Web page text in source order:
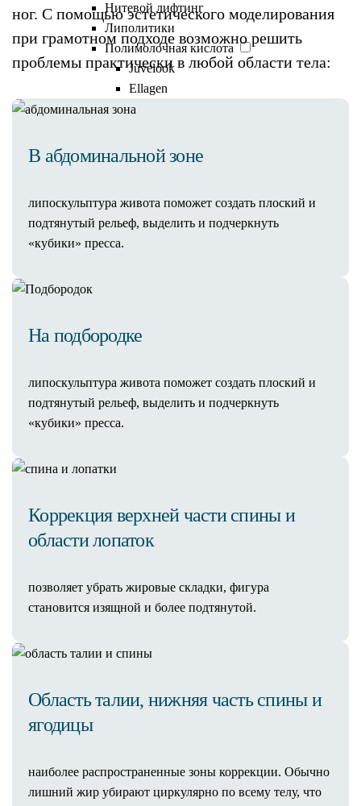
Нитевой лифтинг
Липолитики
Полимолочная кислота
Juvelook
Ellagen
AestheFill
Аппаратная косметология
IontoSono Effect (LDM)
Прессотерапия
Удаление сосудов на лице
Ультразвуковой СМАС-лифтинг
Liftera
Лазерная система Fotona SP Dynamis
Лазерная эпиляция
лазером
Кислородное омоложение Geneo+
Фото и лазерная терапия Cutera XEO
RF-лифтинг живота
Удаление гемангиомы
EmFace
Лазерная блефаропластика
ног. С помощью эстетического моделирования
при грамотном подходе возможно решить
проблемы практически в любой области тела:
В абдоминальной зоне
липоскульптура живота поможет создать плоский и
подтянутый рельеф, выделить и подчеркнуть
«кубики» пресса.
На подбородке
липоскульптура живота поможет создать плоский и
подтянутый рельеф, выделить и подчеркнуть
«кубики» пресса.
Коррекция верхней части спины и
области лопаток
позволяет убрать жировые складки, фигура
становится изящной и более подтянутой.
Область талии, нижняя часть спины и
ягодицы
наиболее распространенные зоны коррекции. Обычно
лишний жир убирают циркулярно по всему телу, что